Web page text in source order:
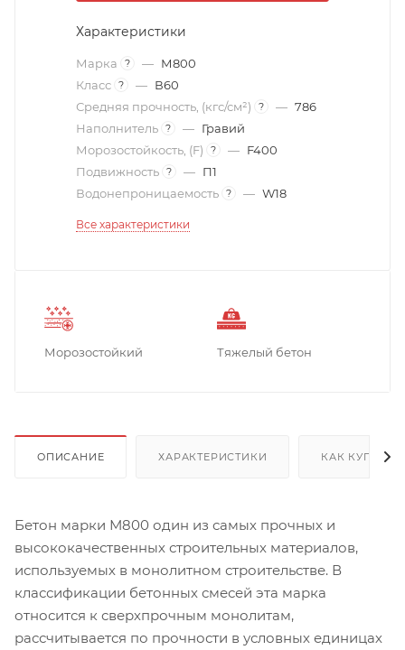
Характеристики
Марка ? — М800
Класс ? — В60
Средняя прочность, (кгс/см²)
? — 786
Наполнитель ? — Гравий
Морозостойкость, (F)
? — F400
Подвижность ? — П1
Водонепроницаемость ? — W18
Все характеристики
Морозостойкий Тяжелый бетон
ОПИСАНИЕ ХАРАКТЕРИСТИКИ КАК КУПИТЬ
Бетон марки М800 один из самых прочных и
высококачественных строительных материалов,
используемых в монолитном строительстве. В
классификации бетонных смесей эта марка
относится к сверхпрочным монолитам,
рассчитывается по прочности в условных единицах